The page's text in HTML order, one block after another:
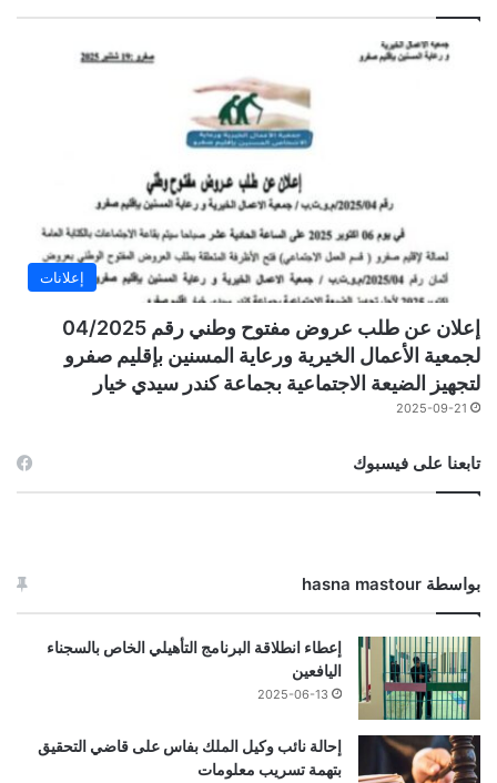
إعلانات
إعلان عن طلب عروض مفتوح وطني رقم 04/2025
لجمعية الأعمال الخيرية ورعاية المسنين بإقليم صفرو
لتجهيز الضيعة الاجتماعية بجماعة كندر سيدي خيار
2025-09-21
تابعنا على فيسبوك
بواسطة hasna mastour
إعطاء انطلاقة البرنامج التأهيلي الخاص بالسجناء
اليافعين
2025-06-13
إحالة نائب وكيل الملك بفاس على قاضي التحقيق
بتهمة تسريب معلومات